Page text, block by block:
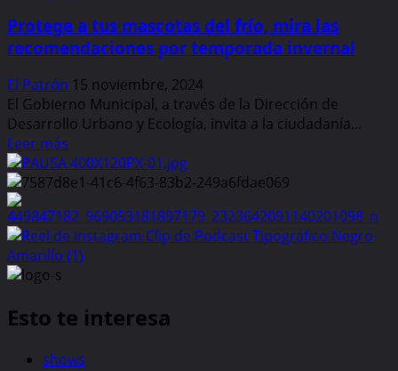
Protege a tus mascotas del frío, mira las
recomendaciones por temporada invernal
El Patrón 15 noviembre, 2024
El Gobierno Municipal, a través de la Dirección de
Desarrollo Urbano y Ecología, invita a la ciudadanía...
Leer más
more
about
a
tus
mascotas
mira
recomendaciones
Esto te interesa
shows